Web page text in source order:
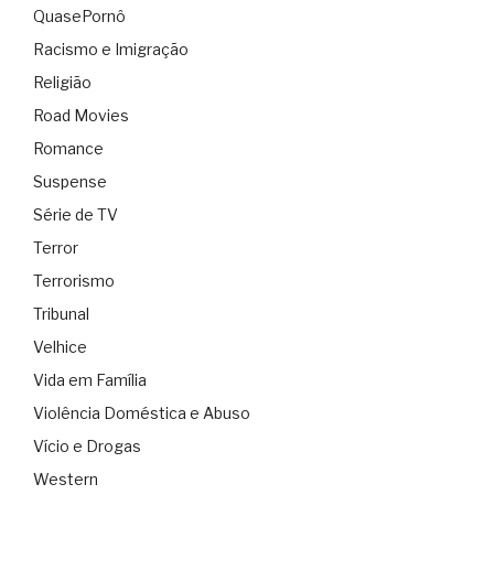
QuasePornô
Racismo e Imigração
Religião
Road Movies
Romance
Suspense
Série de TV
Terror
Terrorismo
Tribunal
Velhice
Vida em Família
Violência Doméstica e Abuso
Vício e Drogas
Western